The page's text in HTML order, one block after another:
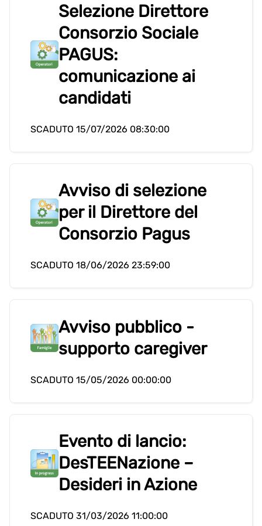
Selezione Direttore
Consorzio Sociale
PAGUS:
comunicazione ai
candidati
SCADUTO 15/07/2026 08:30:00
Avviso di selezione
per il Direttore del
Consorzio Pagus
SCADUTO 18/06/2026 23:59:00
Avviso pubblico -
supporto caregiver
SCADUTO 15/05/2026 00:00:00
Evento di lancio:
DesTEENazione –
Desideri in Azione
SCADUTO 31/03/2026 11:00:00